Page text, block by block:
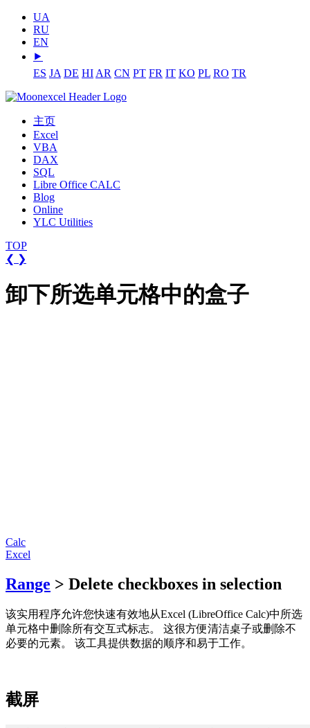
UA
RU
EN
⯈
ES JA DE HI AR CN PT FR IT KO PL RO TR
主页
Excel
VBA
DAX
SQL
Libre Office CALC
Blog
Online
YLC Utilities
TOP
❮ ❯
卸下所选单元格中的盒子
Calc
Excel
Range > Delete checkboxes in selection
该实用程序允许您快速有效地从Excel (LibreOffice Calc)中所选
单元格中删除所有交互式标志。 这很方便清洁桌子或删除不
必要的元素。 该工具提供数据的顺序和易于工作。
截屏